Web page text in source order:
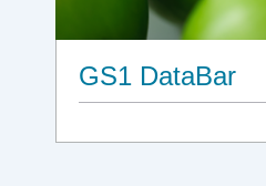
GS1 DataBar